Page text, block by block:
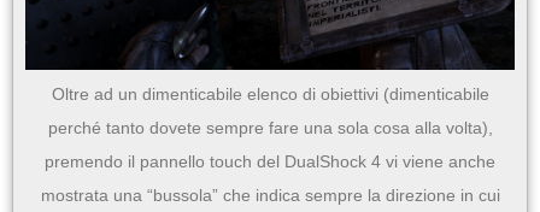
Oltre ad un dimenticabile elenco di obiettivi (dimenticabile
perché tanto dovete sempre fare una sola cosa alla volta),
premendo il pannello touch del DualShock 4 vi viene anche
mostrata una “bussola” che indica sempre la direzione in cui